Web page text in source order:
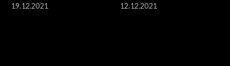
19.12.2021
12.12.2021